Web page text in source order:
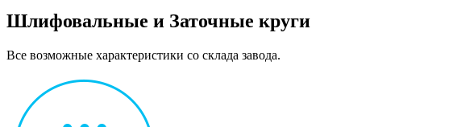
Шлифовальные и Заточные круги
Все возможные характеристики со склада завода.